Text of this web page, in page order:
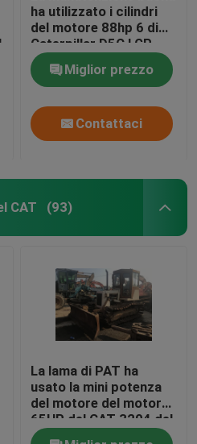
ha utilizzato i cilindri
del motore 88hp 6 di
Caterpillar D5C LGP
3046 del bulldozer del
cingoloMiglior prezzo
Contattaci
CAT (93)
La lama di PAT ha
usato la mini potenza
del motore del motore
65HP del CAT 3204 del
bulldozer del CAT D3B